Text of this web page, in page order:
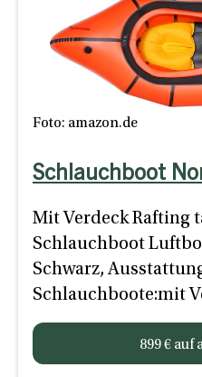
Foto: amazon.de
Schlauchboot
Mit Verdeck Rafting
Schlauchboot
Schwarz,
Schlauchboote:mit
899 € auf